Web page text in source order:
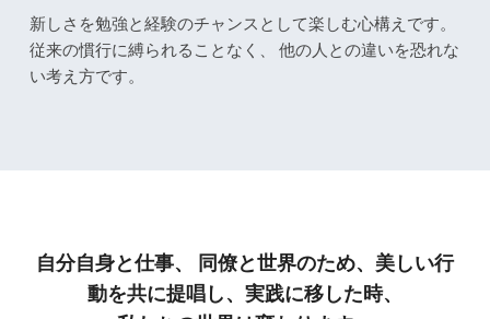
新しさを勉強と経験のチャンスとして楽しむ心構えです。
従来の慣行に縛られることなく、 他の人との違いを恐れな
い考え方です。
自分自身と仕事、 同僚と世界のため、美しい行
動を共に提唱し、実践に移した時、